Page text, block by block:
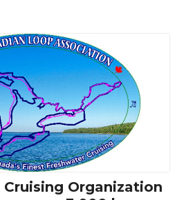
Cruising Organization